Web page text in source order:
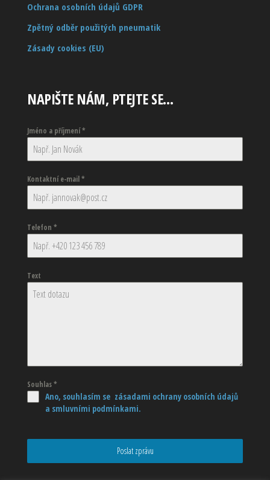
Ochrana osobních údajů GDPR
Zpětný odběr použitých pneumatik
Zásady cookies (EU)
NAPIŠTE NÁM, PTEJTE SE…
Jméno a příjmení*
Kontaktní e-mail*
Telefon *
Text
Souhlas*
Ano, souhlasím se zásadami ochrany osobních údajů
a smluvními podmínkami.
Poslat zprávu